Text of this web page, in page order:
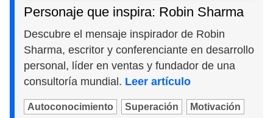
Personaje que inspira: Robin Sharma
Descubre el mensaje inspirador de Robin
Sharma, escritor y conferenciante en desarrollo
personal, líder en ventas y fundador de una
consultoría mundial. Leer artículo
Autoconocimiento Superación Motivación